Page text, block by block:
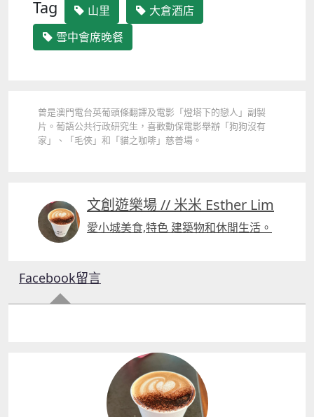
Tag 山里
大倉酒店
雪中會席晚餐
曾是澳門電台英葡頭條翻譯及電影「燈塔下的戀人」副製
片。葡語公共行政研究生，喜歡動保電影舉辦「狗狗沒有
家」、「毛俠」和「貓之咖啡」慈善場。
文創遊樂場 // 米米 Esther Lim
愛小城美食,特色 建築物和休閒生活。
Facebook留言